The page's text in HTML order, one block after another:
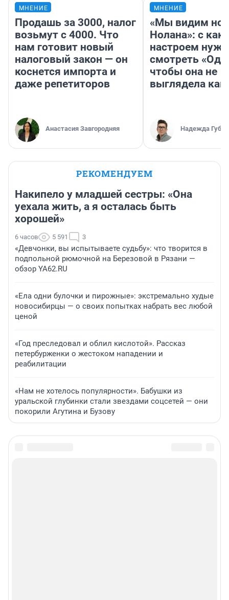
МНЕНИЕ
Продашь за 3000, налог
возьмут с 4000. Что
нам готовит новый
налоговый закон — он
коснется импорта и
даже репетиторов
Анастасия Завгородняя
МНЕНИЕ
«Мы видим
Нолана»: с
настроем
смотреть
чтобы она не
выглядела как
Надежда
РЕКОМЕНДУЕМ
Накипело у младшей сестры: «Она
уехала жить, а я осталась быть
хорошей»
6 часов 5 591 3
«Девчонки, вы испытываете судьбу»: что творится в
подпольной рюмочной на Березовой в Рязани —
обзор YA62.RU
«Ела одни булочки и пирожные»: экстремально худые
новосибирцы — о своих попытках набрать вес любой
ценой
«Год преследовал и облил кислотой». Рассказ
петербурженки о жестоком нападении и
реабилитации
«Нам не хотелось популярности». Бабушки из
уральской глубинки стали звездами соцсетей — они
покорили Агутина и Бузову